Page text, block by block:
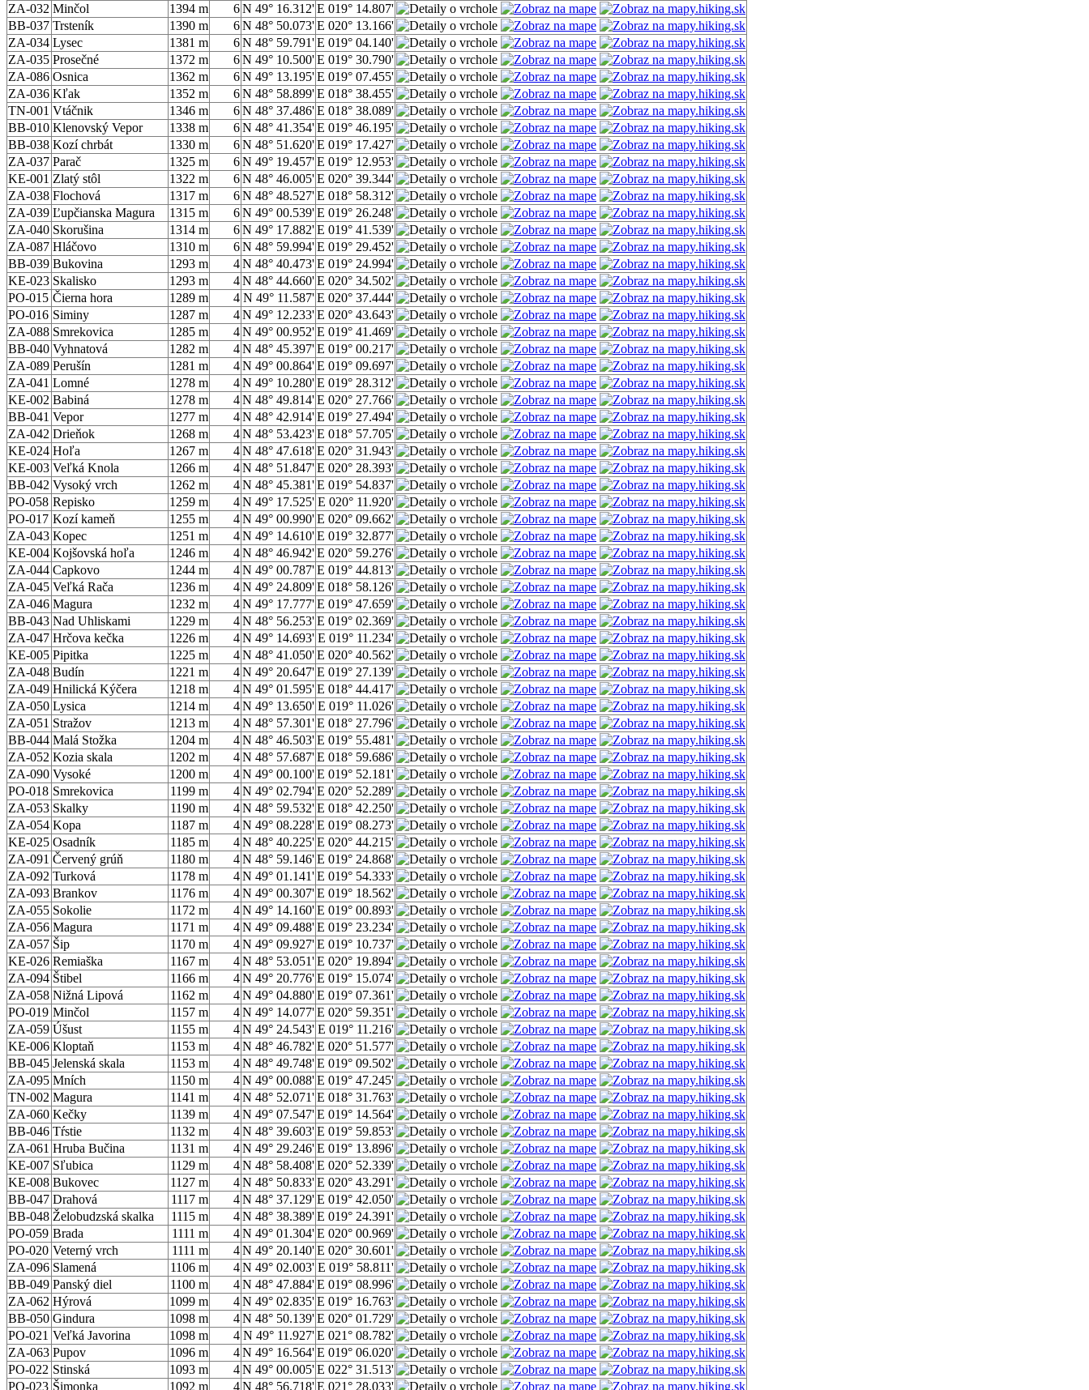
ZA-032 Minčol 1394 m 6N 49° 16.312'E 019° 14.807'
BB-037 Trsteník 1390 m 6N 48° 50.073'E 020° 13.166'
ZA-034 Lysec 1381 m 6N 48° 59.791'E 019° 04.140'
ZA-035 Prosečné 1372 m 6N 49° 10.500'E 019° 30.790'
ZA-086 Osnica 1362 m 6N 49° 13.195'E 019° 07.455'
ZA-036 Kľak 1352 m 6N 48° 58.899'E 018° 38.455'
TN-001 Vtáčnik 1346 m 6N 48° 37.486'E 018° 38.089'
BB-010 Klenovský Vepor 1338 m 6N 48° 41.354'E 019° 46.195'
BB-038 Kozí chrbát 1330 m 6N 48° 51.620'E 019° 17.427'
ZA-037 Parač 1325 m 6N 49° 19.457'E 019° 12.953'
KE-001 Zlatý stôl 1322 m 6N 48° 46.005'E 020° 39.344'
ZA-038 Flochová 1317 m 6N 48° 48.527'E 018° 58.312'
ZA-039 Ľupčianska Magura 1315 m 6N 49° 00.539'E 019° 26.248'
ZA-040 Skorušina 1314 m 6N 49° 17.882'E 019° 41.539'
ZA-087 Hláčovo 1310 m 6N 48° 59.994'E 019° 29.452'
BB-039 Bukovina 1293 m 4N 48° 40.473'E 019° 24.994'
KE-023 Skalisko 1293 m 4N 48° 44.660'E 020° 34.502'
PO-015 Čierna hora 1289 m 4 N 49° 11.587'E 020° 37.444'
PO-016 Siminy 1287 m 4N 49° 12.233'E 020° 43.643'
ZA-088 Smrekovica 1285 m 4N 49° 00.952'E 019° 41.469'
BB-040 Vyhnatová 1282 m 4N 48° 45.397'E 019° 00.217'
ZA-089 Perušín 1281 m 4N 49° 00.864'E 019° 09.697'
ZA-041 Lomné 1278 m 4N 49° 10.280'E 019° 28.312'
KE-002 Babiná 1278 m 4N 48° 49.814'E 020° 27.766'
BB-041 Vepor 1277 m 4N 48° 42.914'E 019° 27.494'
ZA-042 Drieňok 1268 m 4N 48° 53.423'E 018° 57.705'
KE-024 Hoľa 1267 m 4N 48° 47.618'E 020° 31.943'
KE-003 Veľká Knola 1266 m 4N 48° 51.847'E 020° 28.393'
BB-042 Vysoký vrch 1262 m 4N 48° 45.381'E 019° 54.837'
PO-058 Repisko 1259 m 4N 49° 17.525' E 020° 11.920'
PO-017 Kozí kameň 1255 m 4N 49° 00.990'E 020° 09.662'
ZA-043 Kopec 1251 m 4N 49° 14.610'E 019° 32.877'
KE-004 Kojšovská hoľa 1246 m 4N 48° 46.942'E 020° 59.276'
ZA-044 Capkovo 1244 m 4N 49° 00.787'E 019° 44.813'
ZA-045 Veľká Rača 1236 m 4N 49° 24.809'E 018° 58.126'
ZA-046 Magura 1232 m 4N 49° 17.777'E 019° 47.659'
BB-043 Nad Uhliskami 1229 m 4N 48° 56.253'E 019° 02.369'
ZA-047 Hrčova kečka 1226 m 4N 49° 14.693' E 019° 11.234'
KE-005 Pipitka 1225 m 4N 48° 41.050'E 020° 40.562'
ZA-048 Budín 1221 m 4N 49° 20.647'E 019° 27.139'
ZA-049 Hnilická Kýčera 1218 m 4N 49° 01.595'E 018° 44.417'
ZA-050 Lysica 1214 m 4N 49° 13.650' E 019° 11.026'
ZA-051 Stražov 1213 m 4N 48° 57.301'E 018° 27.796'
BB-044 Malá Stožka 1204 m 4N 48° 46.503'E 019° 55.481'
ZA-052 Kozia skala 1202 m 4N 48° 57.687'E 018° 59.686'
ZA-090 Vysoké 1200 m 4N 49° 00.100'E 019° 52.181'
PO-018 Smrekovica 1199 m 4N 49° 02.794'E 020° 52.289'
ZA-053 Skalky 1190 m 4N 48° 59.532'E 018° 42.250'
ZA-054 Kopa 1187 m 4N 49° 08.228'E 019° 08.273'
KE-025 Osadník 1185 m 4N 48° 40.225'E 020° 44.215'
ZA-091 Červený grúň 1180 m 4N 48° 59.146'E 019° 24.868'
ZA-092 Turková 1178 m 4N 49° 01.141'E 019° 54.333'
ZA-093 Brankov 1176 m 4N 49° 00.307'E 019° 18.562'
ZA-055 Sokolie 1172 m 4N 49° 14.160'E 019° 00.893'
ZA-056 Magura 1171 m 4N 49° 09.488'E 019° 23.234'
ZA-057 Šip 1170 m 4N 49° 09.927'E 019° 10.737'
KE-026 Remiaška 1167 m 4N 48° 53.051'E 020° 19.894'
ZA-094 Štibel 1166 m 4N 49° 20.776'E 019° 15.074'
ZA-058 Nižná Lipová 1162 m 4N 49° 04.880'E 019° 07.361'
PO-019 Minčol 1157 m 4N 49° 14.077'E 020° 59.351'
ZA-059 Úšust 1155 m 4N 49° 24.543' E 019° 11.216'
KE-006 Kloptaň 1153 m 4N 48° 46.782'E 020° 51.577'
BB-045 Jelenská skala 1153 m 4N 48° 49.748'E 019° 09.502'
ZA-095 Mních 1150 m 4N 49° 00.088'E 019° 47.245'
TN-002 Magura 1141 m 4N 48° 52.071'E 018° 31.763'
ZA-060 Kečky 1139 m 4N 49° 07.547'E 019° 14.564'
BB-046 Tŕstie 1132 m 4N 48° 39.603'E 019° 59.853'
ZA-061 Hruba Bučina 1131 m 4N 49° 29.246'E 019° 13.896'
KE-007 Sľubica 1129 m 4N 48° 58.408'E 020° 52.339'
KE-008 Bukovec 1127 m 4N 48° 50.833'E 020° 43.291'
BB-047 Drahová 1117 m 4N 48° 37.129'E 019° 42.050'
BB-048 Želobudzská skalka 1115 m 4N 48° 38.389'E 019° 24.391'
PO-059 Brada 1111 m 4N 49° 01.304'E 020° 00.969'
PO-020 Veterný vrch 1111 m 4N 49° 20.140'E 020° 30.601'
ZA-096 Slamená 1106 m 4N 49° 02.003' E 019° 58.811'
BB-049 Panský diel 1100 m 4N 48° 47.884'E 019° 08.996'
ZA-062 Hýrová 1099 m 4N 49° 02.835'E 019° 16.763'
BB-050 Gindura 1098 m 4N 48° 50.139'E 020° 01.729'
PO-021 Veľká Javorina 1098 m 4 N 49° 11.927'E 021° 08.782'
ZA-063 Pupov 1096 m 4N 49° 16.564'E 019° 06.020'
PO-022 Stinská 1093 m 4N 49° 00.005'E 022° 31.513'
PO-023 Šimonka 1092 m 4N 48° 56.718'E 021° 28.033'